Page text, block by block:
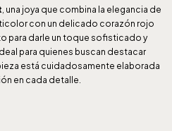
, una joya que combina la elegancia de
con un delicado corazón rojo
para darle un toque sofisticado y
para quienes buscan destacar
está cuidadosamente elaborada
en cada detalle.